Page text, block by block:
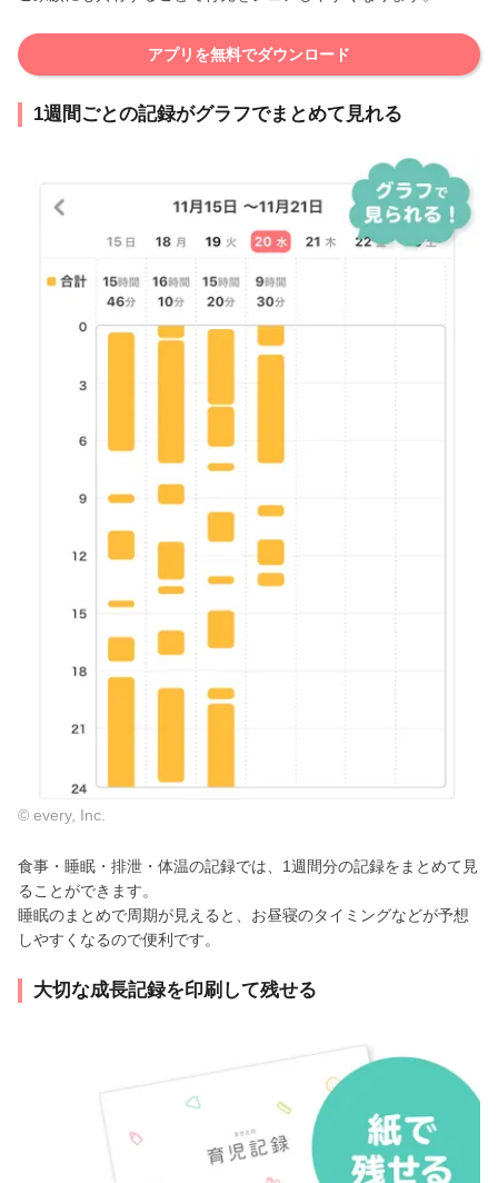
アプリを無料でダウンロード
1週間ごとの記録がグラフでまとめて見れる
© every, Inc.
食事・睡眠・排泄・体温の記録では、1週間分の記録をまとめて見
ることができます。
睡眠のまとめで周期が見えると、お昼寝のタイミングなどが予想
しやすくなるので便利です。
大切な成長記録を印刷して残せる